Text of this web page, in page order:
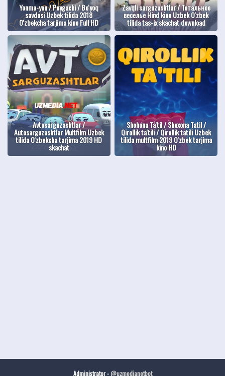
Yonma-yon / Poygachi / Bo'yoq
savdosi Uzbek tilida 2018
O'zbekcha tarjima kino Full HD
Zavqli sarguzashtlar / Тотальное
веселье Hind kino Uzbek O'zbek
tilida tas-ix skachat download
Avtosarguzashtlar /
Autosarguzashtlar Multfilm Uzbek
tilida O'zbekcha tarjima 2019 HD
skachat
Shohona Ta'til / Shoxona Tatil /
Qirollik ta'tili / Qirollik tatili Uzbek
tilida multfilm 2019 O'zbek tarjima
kino HD
Administrator -@uzmedianetbot